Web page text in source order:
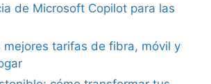
de Microsoft Copilot para las
mejores tarifas de fibra, móvil y